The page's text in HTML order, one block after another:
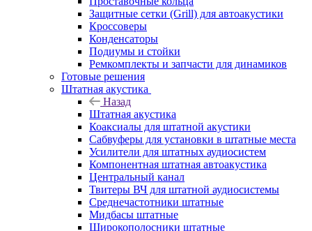
Защитные сетки (Grill) для автоакустики
Кроссоверы
Конденсаторы
Подиумы и стойки
Ремкомплекты и запчасти для динамиков
Готовые решения
Штатная акустика
Назад
Штатная акустика
Коаксиалы для штатной акустики
Сабвуферы для установки в штатные места
Усилители для штатных аудиосистем
Компонентная штатная автоакустика
Центральный канал
Твитеры ВЧ для штатной аудиосистемы
Среднечастотники штатные
Мидбасы штатные
Широкополосники штатные